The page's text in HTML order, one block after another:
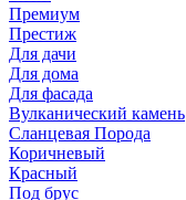
Премиум
Престиж
Для дачи
Для дома
Для фасада
Вулканический камень
Сланцевая Порода
Коричневый
Красный
Под брус